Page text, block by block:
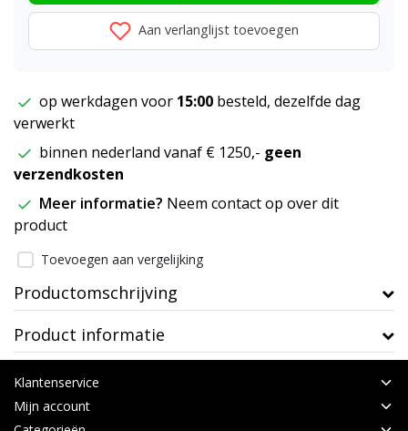
Aan verlanglijst toevoegen
op werkdagen voor 15:00 besteld, dezelfde dag
verwerkt
binnen nederland vanaf € 1250,- geen
verzendkosten
Meer informatie? Neem contact op over dit
product
Toevoegen aan vergelijking
Productomschrijving
Product informatie
Klantenservice
Mijn account